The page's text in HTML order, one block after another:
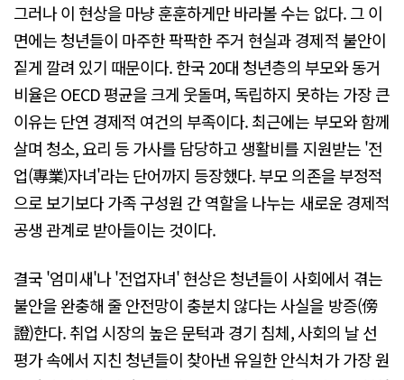
그러나 이 현상을 마냥 훈훈하게만 바라볼 수는 없다. 그 이
면에는 청년들이 마주한 팍팍한 주거 현실과 경제적 불안이
짙게 깔려 있기 때문이다. 한국 20대 청년층의 부모와 동거
비율은 OECD 평균을 크게 웃돌며, 독립하지 못하는 가장 큰
이유는 단연 경제적 여건의 부족이다. 최근에는 부모와 함께
살며 청소, 요리 등 가사를 담당하고 생활비를 지원받는 '전
업(專業)자녀'라는 단어까지 등장했다. 부모 의존을 부정적
으로 보기보다 가족 구성원 간 역할을 나누는 새로운 경제적
공생 관계로 받아들이는 것이다.
결국 '엄미새'나 '전업자녀' 현상은 청년들이 사회에서 겪는
불안을 완충해 줄 안전망이 충분치 않다는 사실을 방증(傍
證)한다. 취업 시장의 높은 문턱과 경기 침체, 사회의 날 선
평가 속에서 지친 청년들이 찾아낸 유일한 안식처가 가장 원